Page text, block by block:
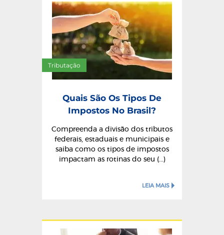
Tributação
Quais São Os Tipos De
Impostos No Brasil?
Compreenda a divisão dos tributos
federais, estaduais e municipais e
saiba como os tipos de impostos
impactam as rotinas do seu (...)
LEIA MAIS